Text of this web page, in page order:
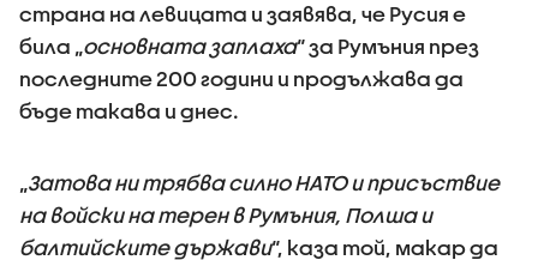
страна на левицата и заявява, че Русия е
била „основната заплаха“ за Румъния през
последните 200 години и продължава да
бъде такава и днес.
„Затова ни трябва силно НАТО и присъствие
на войски на терен в Румъния, Полша и
балтийските държави“, каза той, макар да